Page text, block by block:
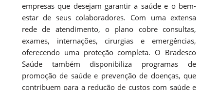
empresas que desejam garantir a saúde e o bem-
estar de seus colaboradores. Com uma extensa
rede de atendimento, o plano cobre consultas,
exames, internações, cirurgias e emergências,
oferecendo uma proteção completa. O Bradesco
Saúde também disponibiliza programas de
promoção de saúde e prevenção de doenças, que
contribuem para a redução de custos com saúde e